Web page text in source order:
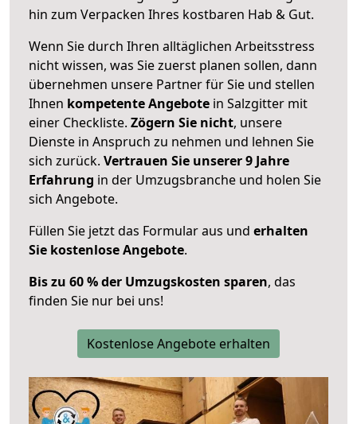
hin zum Verpacken Ihres kostbaren Hab & Gut.
Wenn Sie durch Ihren alltäglichen Arbeitsstress
nicht wissen, was Sie zuerst planen sollen, dann
übernehmen unsere Partner für Sie und stellen
Ihnen kompetente Angebote in Salzgitter mit
einer Checkliste. Zögern Sie nicht, unsere
Dienste in Anspruch zu nehmen und lehnen Sie
sich zurück. Vertrauen Sie unserer 9 Jahre
Erfahrung in der Umzugsbranche und holen Sie
sich Angebote.
Füllen Sie jetzt das Formular aus und erhalten
Sie kostenlose Angebote.
Bis zu 60 % der Umzugskosten sparen, das
finden Sie nur bei uns!
Kostenlose Angebote erhalten